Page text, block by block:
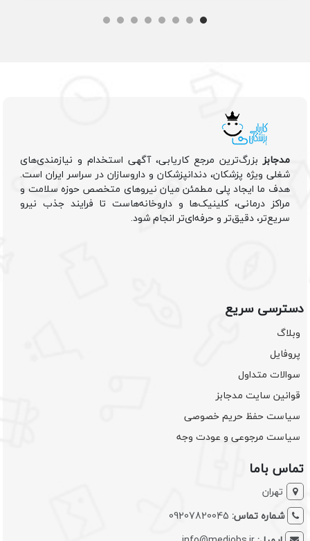
مدجابزبزرگ‌ترین مرجع کاریابی، آگهی استخدام و نیازمندی‌های
شغلی ویژه پزشکان، دندانپزشکان و داروسازان در سراسر ایران است.
هدف ما ایجاد پلی مطمئن میان نیروهای متخصص حوزه سلامت و
مراکز درمانی، کلینیک‌ها و داروخانه‌هاست تا فرایند جذب نیرو
سریع‌تر، دقیق‌تر و حرفه‌ای‌تر انجام شود.
دسترسی سریع
وبلاگ
پروفایل
سوالات متداول
قوانین سایت مدجابز
سیاست حفظ حریم خصوصی
سیاست مرجوعی و عودت وجه
تماس باما
تهران
شماره تماس: 09207820045